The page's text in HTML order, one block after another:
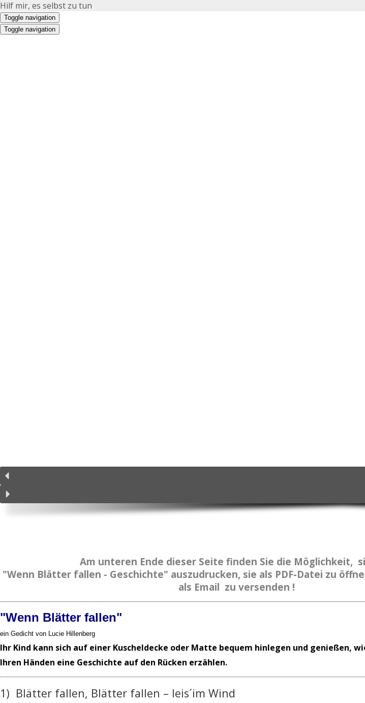
Hilf mir, es selbst zu tun
Toggle navigation
Toggle navigation
Am unteren Ende dieser Seite finden Sie die Möglichkeit,
"Wenn Blätter fallen - Geschichte" auszudrucken, sie als PDF-Datei zu
als Email zu versenden !
"Wenn Blätter fallen"
ein Gedicht von Lucie Hillenberg
Ihr Kind kann sich auf einer Kuscheldecke oder Matte bequem hinlegen und genießen,
Ihren Händen eine Geschichte auf den Rücken erzählen.
1) Blätter fallen, Blätter fallen – leis´im Wind